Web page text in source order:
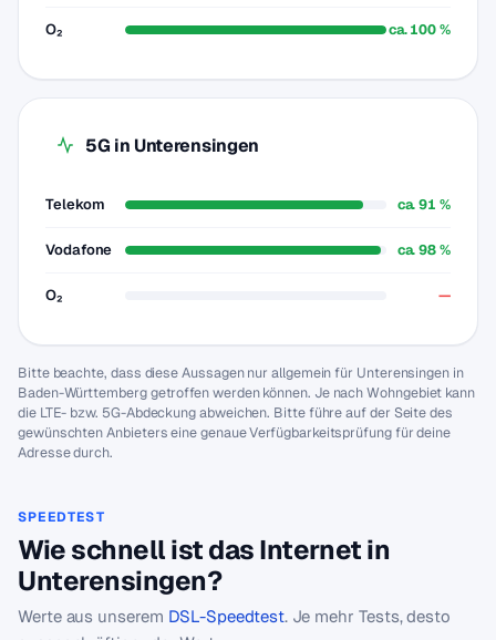
O₂ ca. 100 %
5G in Unterensingen
Telekom ca. 91 %
Vodafone ca. 98 %
O₂ —
Bitte beachte, dass diese Aussagen nur allgemein für Unterensingen in
Baden-Württemberg getroffen werden können. Je nach Wohngebiet kann
die LTE- bzw. 5G-Abdeckung abweichen. Bitte führe auf der Seite des
gewünschten Anbieters eine genaue Verfügbarkeitsprüfung für deine
Adresse durch.
SPEEDTEST
Wie schnell ist das Internet in
Unterensingen?
Werte aus unserem DSL-Speedtest. Je mehr Tests, desto